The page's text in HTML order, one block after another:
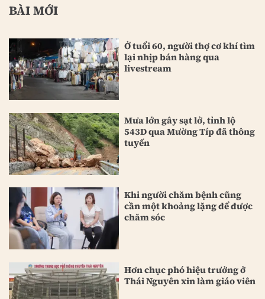
BÀI MỚI
Ở tuổi 60, người thợ cơ khí tìm
lại nhịp bán hàng qua
livestream
Mưa lớn gây sạt lở, tỉnh lộ
543D qua Mường Típ đã thông
tuyến
Khi người chăm bệnh cũng
cần một khoảng lặng để được
chăm sóc
Hơn chục phó hiệu trưởng ở
Thái Nguyên xin làm giáo viên